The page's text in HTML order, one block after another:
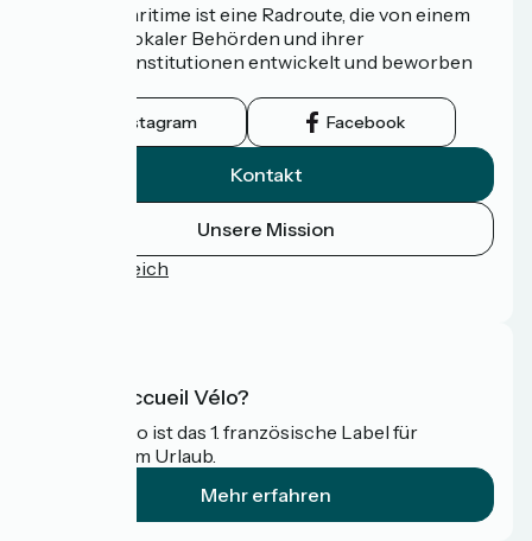
Die Vélomaritime ist eine Radroute, die von einem
Netzwerk lokaler Behörden und ihrer
Tourismusinstitutionen entwickelt und beworben
Instagram Facebook
Kontakt
Unsere Mission
Pressebereich
Was ist Accueil Vélo?
Accueil Vélo ist das 1. französische Label für
Radfahrer im Urlaub.
Mehr erfahren